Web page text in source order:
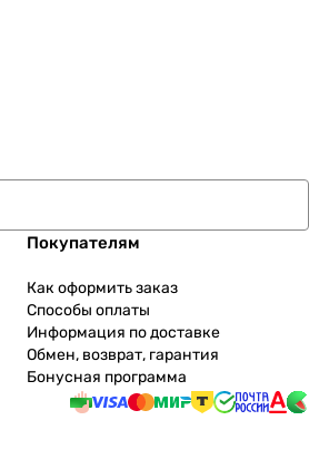
Покупателям
Как оформить заказ
Способы оплаты
Информация по доставке
Обмен, возврат, гарантия
Бонусная программа